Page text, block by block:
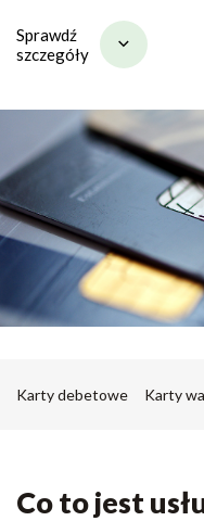
Sprawdź
szczegóły
Karty debetowe Karty
Co to jest